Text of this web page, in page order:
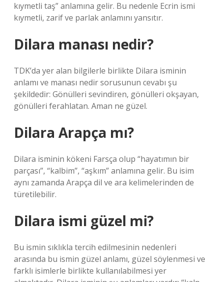
kıymetli taş” anlamına gelir. Bu nedenle Ecrin ismi
kıymetli, zarif ve parlak anlamını yansıtır.
Dilara manası nedir?
TDK’da yer alan bilgilerle birlikte Dilara isminin
anlamı ve manası nedir sorusunun cevabı şu
şekildedir: Gönülleri sevindiren, gönülleri okşayan,
gönülleri ferahlatan. Aman ne güzel.
Dilara Arapça mı?
Dilara isminin kökeni Farsça olup “hayatımın bir
parçası”, “kalbim”, “aşkım” anlamına gelir. Bu isim
aynı zamanda Arapça dil ve ara kelimelerinden de
türetilebilir.
Dilara ismi güzel mi?
Bu ismin sıklıkla tercih edilmesinin nedenleri
arasında bu ismin güzel anlamı, güzel söylenmesi ve
farklı isimlerle birlikte kullanılabilmesi yer